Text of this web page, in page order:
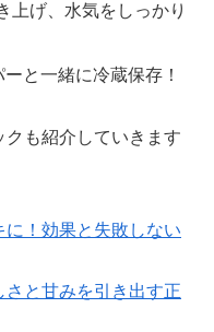
上げ、水気をしっかり
と一緒に冷蔵保存！
クも紹介していきます
！効果と失敗しない
と甘みを引き出す正